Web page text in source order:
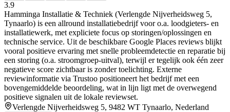
3.9
Hamminga Installatie & Techniek (Verlengde Nijverheidsweg 5,
Tynaarlo) is een allround installatiebedrijf voor o.a. loodgieters- en
installatiewerk, met expliciete focus op storingen/oplossingen en
technische service. Uit de beschikbare Google Places reviews blijkt
vooral positieve ervaring met snelle probleemdetectie en reparatie bij
een storing (o.a. stroomgroep-uitval), terwijl er tegelijk ook één zeer
negatieve score zichtbaar is zonder toelichting. Externe
reviewinformatie via Trustoo positioneert het bedrijf met een
bovengemiddelde beoordeling, wat in lijn ligt met de overwegend
positieve signalen uit de lokale reviewset.
Verlengde Nijverheidsweg 5, 9482 WT Tynaarlo, Nederland